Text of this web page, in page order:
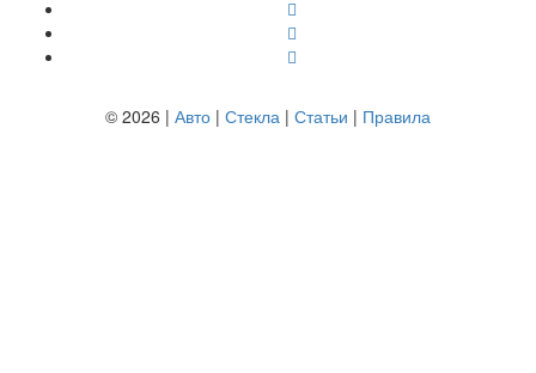
© 2026 | Авто | Стекла | Статьи | Правила